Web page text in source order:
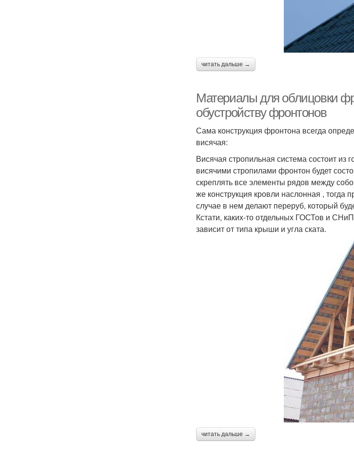
читать дальше →
Материалы для облицовки
обустройству фронтонов
Сама конструкция фронтона всегда
висячая:
Висячая стропильная система состоит из
висячими стропилами фронтон будет
скреплять все элементы рядов между
же конструкция кровли наслонная , тогда
случае в нем делают переруб, который
Кстати, каких-то отдельных ГОСТов и
зависит от типа крыши и угла ската.
читать дальше →